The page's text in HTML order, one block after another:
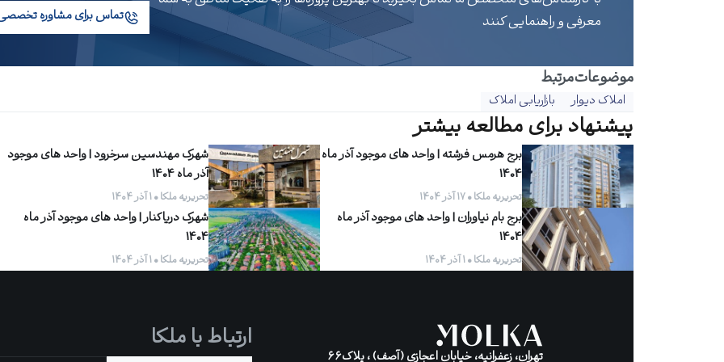
معرفی و راهنمایی کنند
تماس برای مشاوره
موضوعات‌‌مرتبط
املاک دیوار بازاریابی املاک
پیشنهاد برای مطالعه بیشتر
برج هرمس فرشته | واحد های موجود آذر ماه
1404
تحریریه ملکا • ۱۷ آذر ۱۴۰۴
شهرک مهندسین سرخرود | واحد های موجود
آذر ماه 1404
تحریریه ملکا • ۱ آذر ۱۴۰۴
برج بام نیاوران | واحد های موجود آذر ماه
1404
تحریریه ملکا • ۱ آذر ۱۴۰۴
شهرک دریاکنار | واحد های موجود آذر ماه
1404
تحریریه ملکا • ۱ آذر ۱۴۰۴
تهران، زعفرانیه، خیابان اعجازی (آصف) ، پلاک۶۶
ارتباط با ملکا